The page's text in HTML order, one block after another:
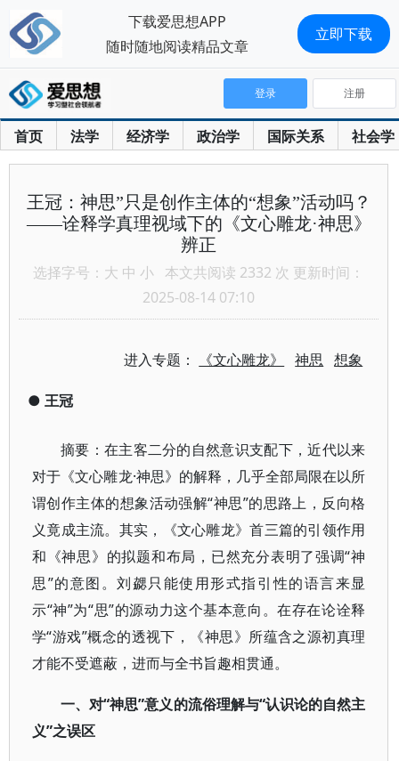
首页 法学 经济学 政治学 国际关系 社会学
登录 注册
王冠：神思”只是创作主体的“想象”活动吗？
——诠释学真理视域下的《文心雕龙·神思》
辨正
选择字号： 大 中 小 本文共阅读 2332 次 更新时间：
2025-08-14 07:10
进入专题： 《文心雕龙》 神思 想象
● 王冠
摘要：在主客二分的自然意识支配下，近代以来
对于《文心雕龙·神思》的解释，几乎全部局限在以所
谓创作主体的想象活动强解“神思”的思路上，反向格
义竟成主流。其实，《文心雕龙》首三篇的引领作用
和《神思》的拟题和布局，已然充分表明了强调“神
思”的意图。刘勰只能使用形式指引性的语言来显
示“神”为“思”的源动力这个基本意向。在存在论诠释
学“游戏”概念的透视下，《神思》所蕴含之源初真理
才能不受遮蔽，进而与全书旨趣相贯通。
一、对“神思”意义的流俗理解与“认识论的自然主
义”之误区
下载爱思想APP
随时随地阅读精品文章
立即下载